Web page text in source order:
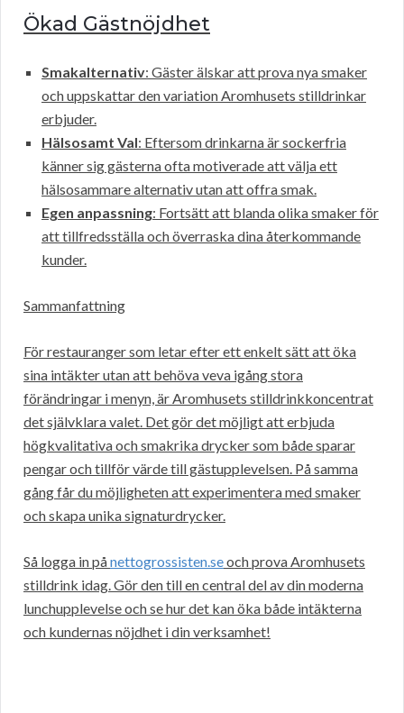
Ökad Gästnöjdhet
Smakalternativ: Gäster älskar att prova nya smaker
och uppskattar den variation Aromhusets stilldrinkar
erbjuder.
Hälsosamt Val: Eftersom drinkarna är sockerfria
känner sig gästerna ofta motiverade att välja ett
hälsosammare alternativ utan att offra smak.
Egen anpassning: Fortsätt att blanda olika smaker för
att tillfredsställa och överraska dina återkommande
kunder.
Sammanfattning
För restauranger som letar efter ett enkelt sätt att öka
sina intäkter utan att behöva veva igång stora
förändringar i menyn, är Aromhusets stilldrinkkoncentrat
det självklara valet. Det gör det möjligt att erbjuda
högkvalitativa och smakrika drycker som både sparar
pengar och tillför värde till gästupplevelsen. På samma
gång får du möjligheten att experimentera med smaker
och skapa unika signaturdrycker.
Så logga in pånettogrossisten.seoch prova Aromhusets
stilldrink idag. Gör den till en central del av din moderna
lunchupplevelse och se hur det kan öka både intäkterna
och kundernas nöjdhet i din verksamhet!